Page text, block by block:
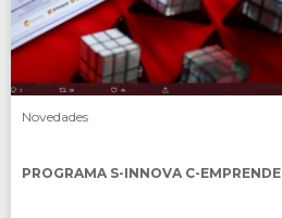
Novedades
PROGRAMA S-INNOVA C-EMPRENDE